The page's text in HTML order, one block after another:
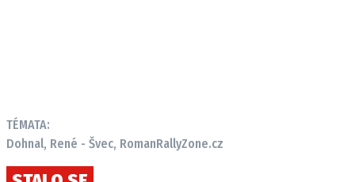
TÉMATA:
Dohnal, René - Švec, RomanRallyZone.cz